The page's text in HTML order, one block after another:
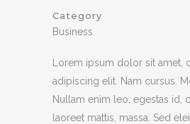
Category
Business
Lorem ipsum dolor sit amet,
adipiscing elit. Nam cursus.
Nullam enim leo, egestas id,
laoreet mattis, massa. Sed